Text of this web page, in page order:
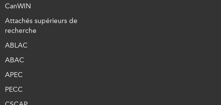
CanWIN
Attachés supérieurs de
recherche
ABLAC
ABAC
APEC
PECC